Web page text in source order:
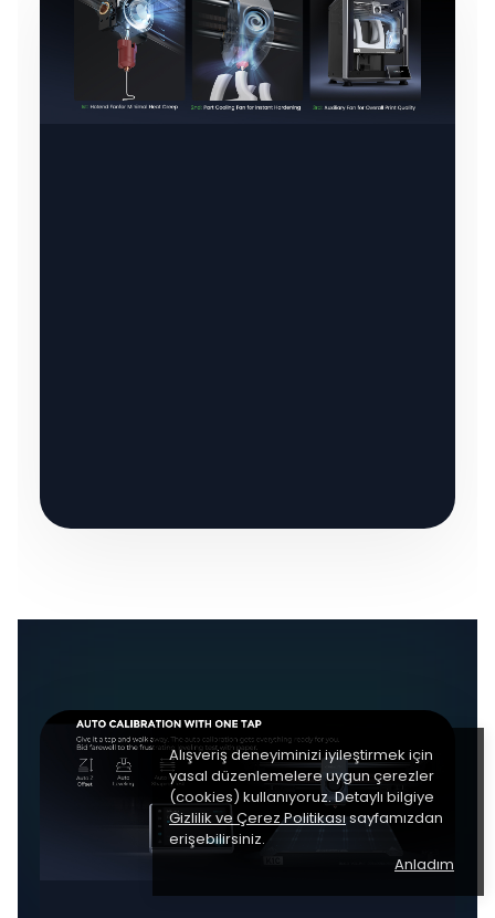
Alışveriş deneyiminizi iyileştirmek için
yasal düzenlemelere uygun çerezler
(cookies) kullanıyoruz. Detaylı bilgiye
Gizlilik ve Çerez Politikasısayfamızdan
erişebilirsiniz.
Anladım